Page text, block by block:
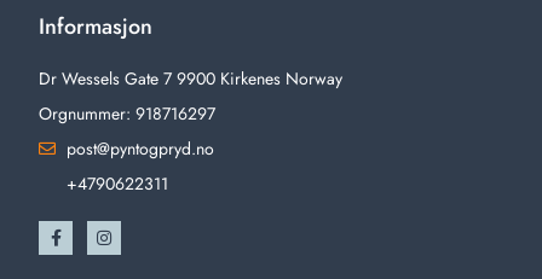
Informasjon
Dr Wessels Gate 7 9900 Kirkenes Norway
Orgnummer: 918716297
post@pyntogpryd.no
+4790622311